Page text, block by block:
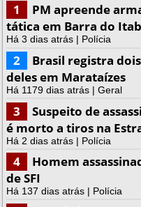
1
PM apreende
tática em Barra do
Há 3 dias atrás | Polícia
2
Brasil registra
deles em Marataízes
Há 1179 dias atrás | Geral
3
Suspeito de
é morto a tiros na
Há 2 dias atrás | Polícia
4
Homem
de SFI
Há 137 dias atrás | Polícia